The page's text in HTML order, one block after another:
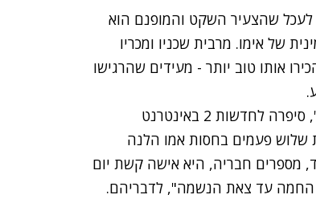
לעכל שהצעיר השקט והמופנם הוא
של אימו. מרבית שכניו ומכריו
אותו טוב יותר - מעידים שהרגישו
"הוא נהג להשתמש בסמים מסוכנים, הרואין, קוקאין, הכל", סיפרה לחדשות 2 באינטרנט
שלוש פעמים בחסות אמו הלנה
מספרים חבריה, היא אישה קשת יום
עד צאת הנשמה", לדבריהם.